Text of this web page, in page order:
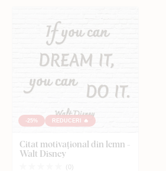
-25% REDUCERI 🔥
Citat motivațional din lemn -
Walt Disney
( 0)